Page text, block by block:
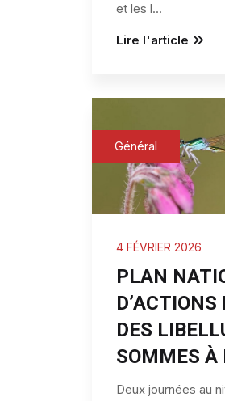
et les l...
Lire l'article
Général
4 FÉVRIER 2026
PLAN
D’ACTIONS
DES
SOMMES À
Deux journées au